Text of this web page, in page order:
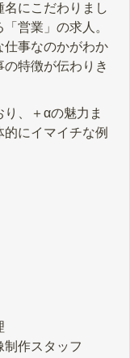
にこだわりまし
営業」の求人。
仕事なのかがわか
特徴が伝わりき
、＋αの魅力ま
にイマイチな例
制作スタッフ